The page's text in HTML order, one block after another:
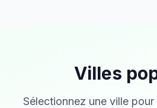
Villes
Sélectionnez une ville